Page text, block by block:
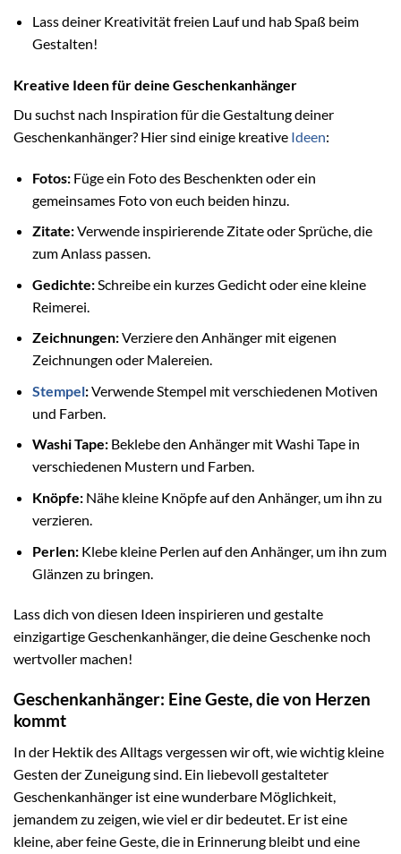
Lass deiner Kreativität freien Lauf und hab Spaß beim
Gestalten!
Kreative Ideen für deine Geschenkanhänger
Du suchst nach Inspiration für die Gestaltung deiner
Geschenkanhänger? Hier sind einige kreative Ideen:
Fotos:Füge ein Foto des Beschenkten oder ein
gemeinsames Foto von euch beiden hinzu.
Zitate:Verwende inspirierende Zitate oder Sprüche, die
zum Anlass passen.
Gedichte:Schreibe ein kurzes Gedicht oder eine kleine
Reimerei.
Zeichnungen:Verziere den Anhänger mit eigenen
Zeichnungen oder Malereien.
Stempel:Verwende Stempel mit verschiedenen Motiven
und Farben.
Washi Tape:Beklebe den Anhänger mit Washi Tape in
verschiedenen Mustern und Farben.
Knöpfe:Nähe kleine Knöpfe auf den Anhänger, um ihn zu
verzieren.
Perlen:Klebe kleine Perlen auf den Anhänger, um ihn zum
Glänzen zu bringen.
Lass dich von diesen Ideen inspirieren und gestalte
einzigartige Geschenkanhänger, die deine Geschenke noch
wertvoller machen!
Geschenkanhänger: Eine Geste, die von Herzen
kommt
In der Hektik des Alltags vergessen wir oft, wie wichtig kleine
Gesten der Zuneigung sind. Ein liebevoll gestalteter
Geschenkanhänger ist eine wunderbare Möglichkeit,
jemandem zu zeigen, wie viel er dir bedeutet. Er ist eine
kleine, aber feine Geste, die in Erinnerung bleibt und eine